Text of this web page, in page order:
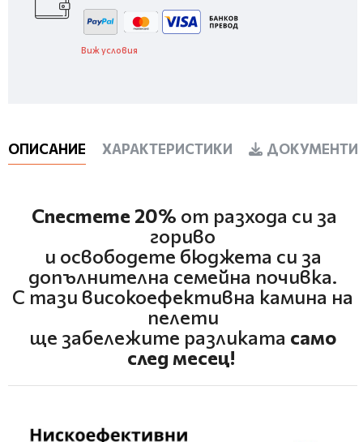
Виж условия
ОПИСАНИЕ ХАРАКТЕРИСТИКИ ДОКУМЕНТИ
Спестете 20% от разхода си за
гориво
и освободете бюджета си за
допълнителна семейна почивка.
С тази високоефективна камина на
пелети
ще забележите разликата само
след месец!